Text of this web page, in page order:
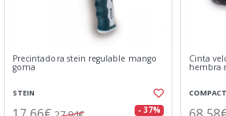
Precintadora stein regulable mango
goma
STEIN
- 37%
Cinta
hembra